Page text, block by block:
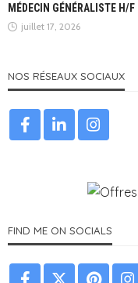
MÉDECIN GÉNÉRALISTE H/F
juillet 17, 2026
NOS RÉSEAUX SOCIAUX
FIND ME ON SOCIALS